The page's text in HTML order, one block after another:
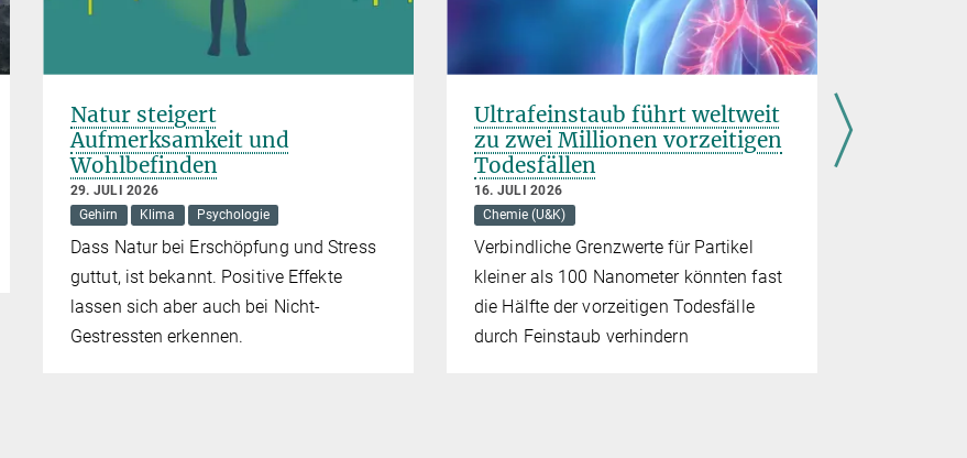
Natur steigert
Aufmerksamkeit und
Wohlbefinden
29. JULI 2026
Gehirn
Klima Psychologie
Dass Natur bei Erschöpfung und Stress
guttut, ist bekannt. Positive Effekte
lassen sich aber auch bei Nicht-
Gestressten erkennen.
Ultrafeinstaub führt weltweit
zu zwei Millionen vorzeitigen
Todesfällen
16. JULI 2026
Chemie (U&K)
Verbindliche Grenzwerte für Partikel
kleiner als 100 Nanometer könnten fast
die Hälfte der vorzeitigen Todesfälle
durch Feinstaub verhindern